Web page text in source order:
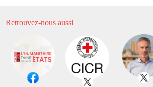
Retrouvez-nous aussi